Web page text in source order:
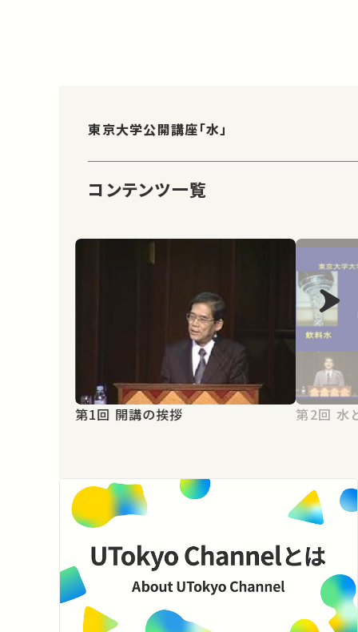
東京大学公開講座「水」
コンテンツ一覧
第1回 開講の挨拶 第2